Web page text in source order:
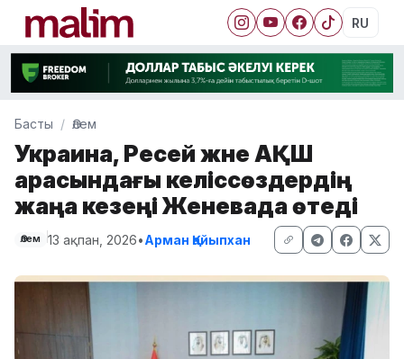
RU
Басты Әлем
Украина, Ресей және АҚШ
арасындағы келіссөздердің
жаңа кезеңі Женевада өтеді
Әлем 13 ақпан, 2026•Арман Қайыпхан